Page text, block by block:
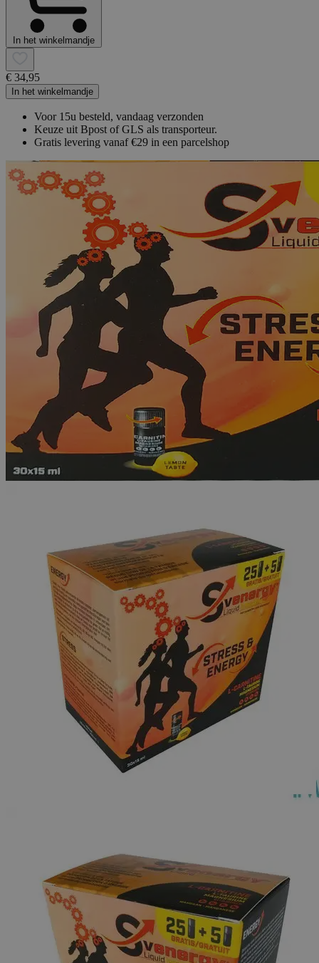
In het winkelmandje
€ 34,95
In het winkelmandje
Voor 15u besteld, vandaag verzonden
Keuze uit Bpost of GLS als transporteur.
Gratis levering vanaf €29 in een parcelshop